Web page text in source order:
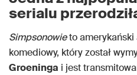
serialu
Simpsonowieto amerykański
komediowy, który został
Groeninga i jest